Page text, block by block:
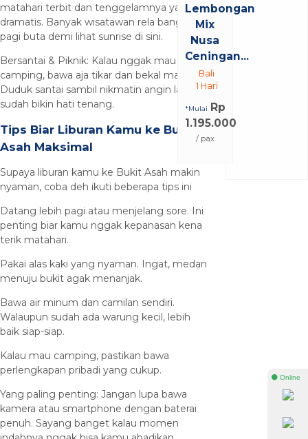
matahari terbit dan tenggelamnya yang
dramatis. Banyak wisatawan rela bangun
pagi buta demi lihat sunrise di sini.
Bersantai & Piknik: Kalau nggak mau ribet
camping, bawa aja tikar dan bekal makanan.
Duduk santai sambil nikmatin angin laut aja
sudah bikin hati tenang.
Tips Biar Liburan Kamu ke Bukit
Asah Maksimal
Supaya liburan kamu ke Bukit Asah makin
nyaman, coba deh ikuti beberapa tips ini
Datang lebih pagi atau menjelang sore. Ini
penting biar kamu nggak kepanasan kena
terik matahari.
Pakai alas kaki yang nyaman. Ingat, medan
menuju bukit agak menanjak.
Bawa air minum dan camilan sendiri.
Walaupun sudah ada warung kecil, lebih
baik siap-siap.
Kalau mau camping, pastikan bawa
perlengkapan pribadi yang cukup.
Yang paling penting: Jangan lupa bawa
kamera atau smartphone dengan baterai
penuh. Sayang banget kalau momen
Lembongan
Mix
Nusa
Ceningan...
Bali
1 Hari
*Mulai Rp
1.195.000
/ pax
⚫ Online